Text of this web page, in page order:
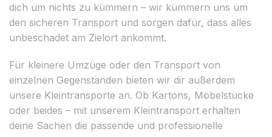
dich um nichts zu kümmern – wir kümmern uns um
den sicheren Transport und sorgen dafür, dass alles
unbeschadet am Zielort ankommt.
Für kleinere Umzüge oder den Transport von
einzelnen Gegenständen bieten wir dir außerdem
unsere Kleintransporte an. Ob Kartons, Möbelstücke
oder beides – mit unserem Kleintransport erhalten
deine Sachen die passende und professionelle